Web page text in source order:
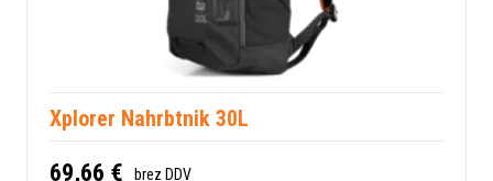
Xplorer Nahrbtnik 30L
69,66 € brez DDV